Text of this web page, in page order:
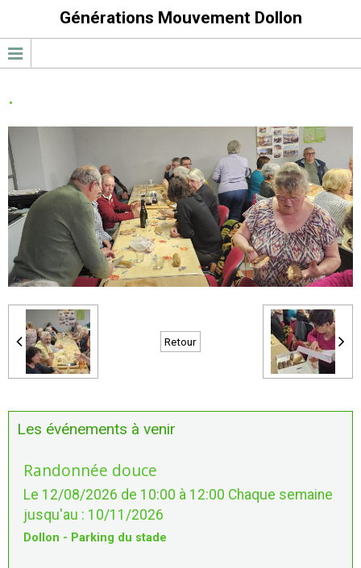
Générations Mouvement Dollon
.
Retour
Les événements à venir
Randonnée douce
Le 12/08/2026 de 10:00 à 12:00 Chaque semaine
jusqu'au : 10/11/2026
Dollon - Parking du stade